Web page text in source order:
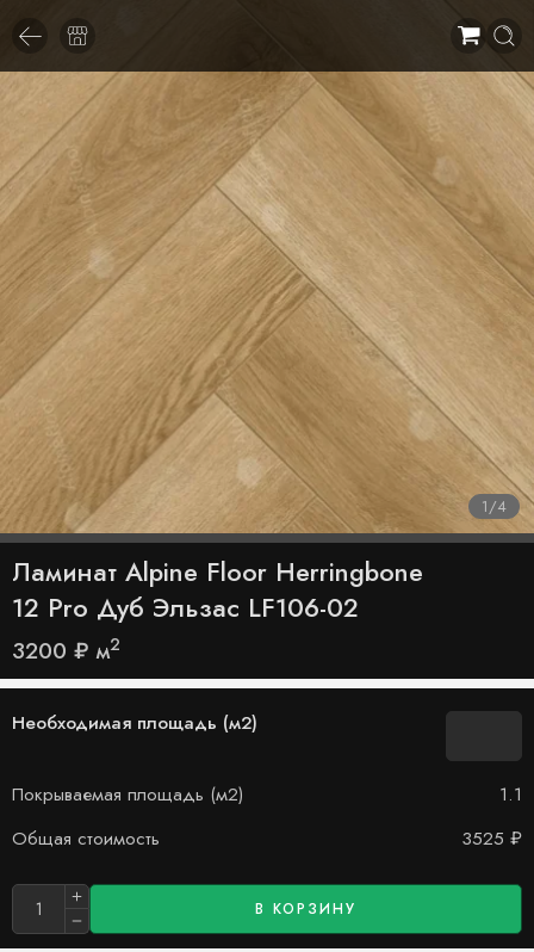
1/4
Ламинат Alpine Floor Herringbone
12 Pro Дуб Эльзас LF106-02
3200 ₽ м2
Необходимая площадь (м2)
Покрываемая площадь (м2)
1.1
Общая стоимость
3525 ₽
В КОРЗИНУ